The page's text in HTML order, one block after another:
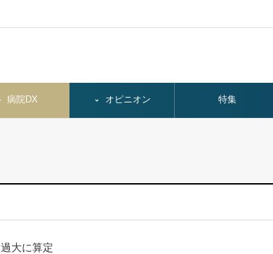
病院DX オピニオン 特集
大に算定